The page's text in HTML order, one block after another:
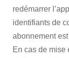
redémarrer
identifiants de
abonnement
En cas de mise